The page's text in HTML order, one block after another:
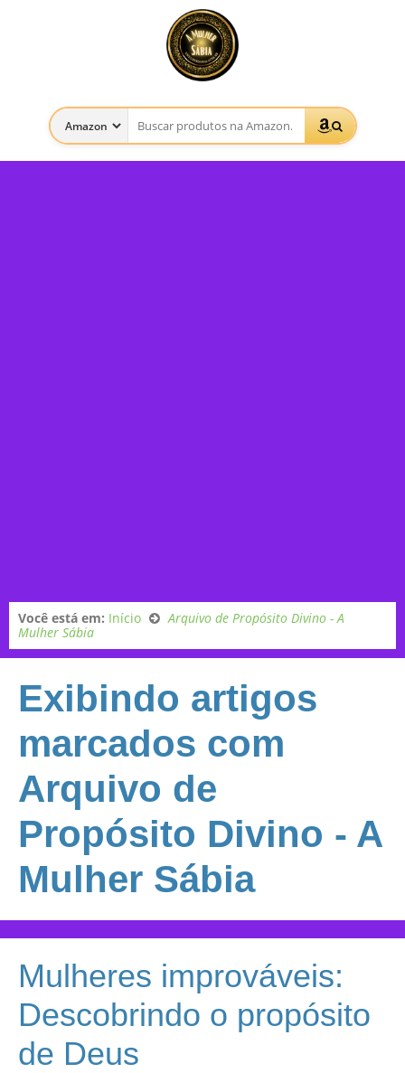
Você está em: Início
Arquivo de Propósito Divino - A
Mulher Sábia
Exibindo artigos
marcados com
Arquivo de
Propósito Divino - A
Mulher Sábia
Mulheres improváveis:
Descobrindo o propósito
de Deus